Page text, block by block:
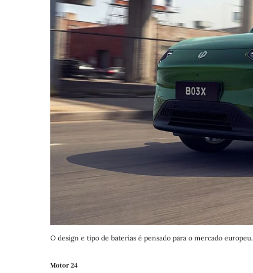
O design e tipo de baterias é pensado para o mercado europeu.
Motor 24